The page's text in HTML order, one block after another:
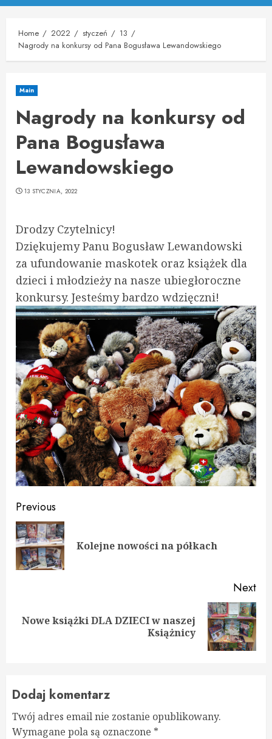
Menu
Home 2022 styczeń
13
Nagrody na konkursy od Pana Bogusława Lewandowskiego
Main
Nagrody na konkursy od
Pana Bogusława
Lewandowskiego
13 STYCZNIA, 2022
Drodzy Czytelnicy!
Dziękujemy Panu Bogusław Lewandowski
za ufundowanie maskotek oraz książek dla
dzieci i młodzieży na nasze ubiegłoroczne
konkursy. Jesteśmy bardzo wdzięczni!
Continue
Reading
Previous
Kolejne nowości na półkach
Next
Next
Nowe książki DLA DZIECI w naszej
Książnicy
Dodaj komentarz
Twój adres email nie zostanie opublikowany.
Wymagane pola są oznaczone *